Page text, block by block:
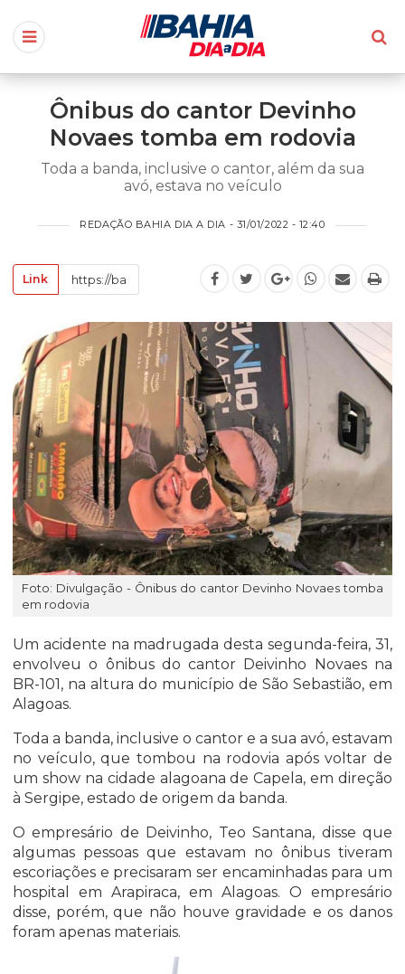
Ônibus do cantor Devinho
Novaes tomba em rodovia
Toda a banda, inclusive o cantor, além da sua
avó, estava no veículo
REDAÇÃO BAHIA DIA A DIA - 31/01/2022 - 12:40
Link
Foto: Divulgação - Ônibus do cantor Devinho Novaes tomba
em rodovia
Um acidente na madrugada desta segunda-feira, 31,
envolveu o ônibus do cantor Deivinho Novaes na
BR-101, na altura do município de São Sebastião, em
Alagoas.
Toda a banda, inclusive o cantor e a sua avó, estavam
no veículo, que tombou na rodovia após voltar de
um show na cidade alagoana de Capela, em direção
à Sergipe, estado de origem da banda.
O empresário de Deivinho, Teo Santana, disse que
algumas pessoas que estavam no ônibus tiveram
escoriações e precisaram ser encaminhadas para um
hospital em Arapiraca, em Alagoas. O empresário
disse, porém, que não houve gravidade e os danos
foram apenas materiais.